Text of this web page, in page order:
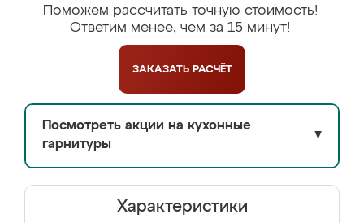
Поможем рассчитать точную стоимость!
Ответим менее, чем за 15 минут!
ЗАКАЗАТЬ РАСЧЁТ
Посмотреть акции на кухонные
гарнитуры
▼
Характеристики